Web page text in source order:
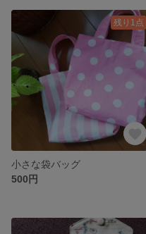
残り1点
小さな袋バッグ
500円